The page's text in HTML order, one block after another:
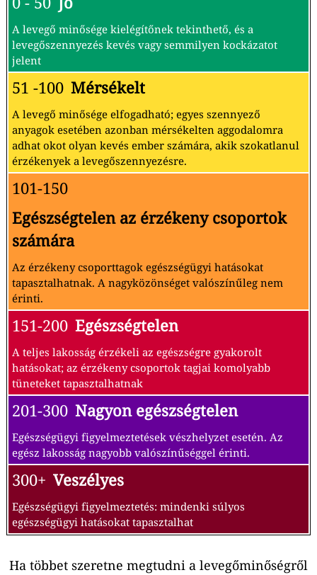
A levegő minősége kielégítőnek tekinthető, és a
levegőszennyezés kevés vagy semmilyen kockázatot
jelent
51 -100 Mérsékelt
A levegő minősége elfogadható; egyes szennyező
anyagok esetében azonban mérsékelten aggodalomra
adhat okot olyan kevés ember számára, akik szokatlanul
érzékenyek a levegőszennyezésre.
101-150
Egészségtelen az érzékeny csoportok
számára
Az érzékeny csoporttagok egészségügyi hatásokat
tapasztalhatnak. A nagyközönséget valószínűleg nem
érinti.
151-200 Egészségtelen
A teljes lakosság érzékeli az egészségre gyakorolt
hatásokat; az érzékeny csoportok tagjai komolyabb
tüneteket tapasztalhatnak
201-300 Nagyon egészségtelen
Egészségügyi figyelmeztetések vészhelyzet esetén. Az
egész lakosság nagyobb valószínűséggel érinti.
300+ Veszélyes
Egészségügyi figyelmeztetés: mindenki súlyos
egészségügyi hatásokat tapasztalhat
Ha többet szeretne megtudni a levegőminőségről